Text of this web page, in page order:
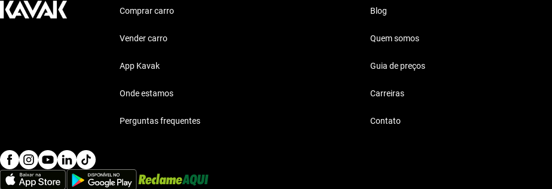
Segurança: Sistemas de segurança
Conforto: Conforto premium
qualquer estilo de vida, seja para o trabalho, lazer ou viagens.
Comprar carro
Vender carro
App Kavak
Onde estamos
Perguntas frequentes
Blog
Quem somos
Guia de preços
Carreiras
Contato